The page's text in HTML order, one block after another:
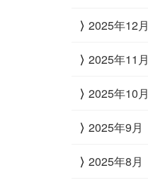
2025年12月
2025年11月
2025年10月
2025年9月
2025年8月